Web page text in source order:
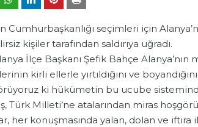
Cumhurbaşkanlığı seçimleri için
kişiler tarafından saldırıya uğradı.
İlçe Başkanı Şefik Bahçe
kirli ellerle yırtıldığını ve
ki hükümetin bu ucube
Türk Milleti’ne atalarından miras
her konuşmasında yalan, dolan ve